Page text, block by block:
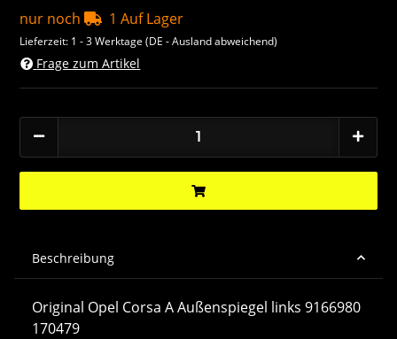
nur noch 1 Auf Lager
Lieferzeit: 1 - 3 Werktage(DE - Ausland abweichend)
Frage zum Artikel
Beschreibung
Original Opel Corsa A Außenspiegel links 9166980
170479